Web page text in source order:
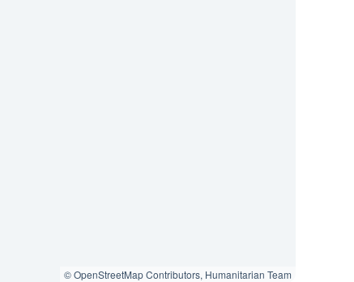
© OpenStreetMap Contributors, Humanitarian Team